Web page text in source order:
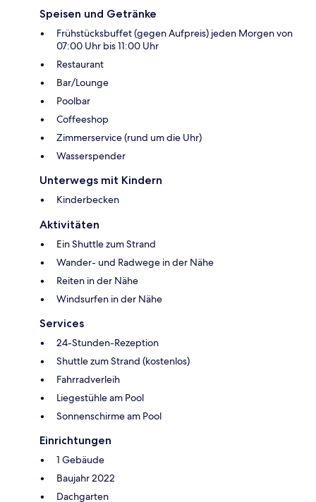
Speisen und Getränke
Frühstücksbuffet (gegen Aufpreis) jeden Morgen von
07:00 Uhr bis 11:00 Uhr
Restaurant
Bar/Lounge
Poolbar
Coffeeshop
Zimmerservice (rund um die Uhr)
Wasserspender
Unterwegs mit Kindern
Kinderbecken
Aktivitäten
Ein Shuttle zum Strand
Wander- und Radwege in der Nähe
Reiten in der Nähe
Windsurfen in der Nähe
Services
24-Stunden-Rezeption
Shuttle zum Strand (kostenlos)
Fahrradverleih
Liegestühle am Pool
Sonnenschirme am Pool
Einrichtungen
1 Gebäude
Baujahr 2022
Dachgarten